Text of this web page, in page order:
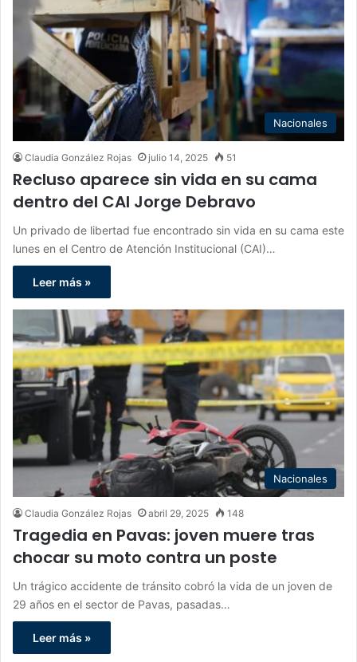
Nacionales
Claudia González Rojas julio 14, 2025 51
Recluso aparece sin vida en su cama
dentro del CAI Jorge Debravo
Un privado de libertad fue encontrado sin vida en su cama este
lunes en el Centro de Atención Institucional (CAI)…
Leer más »
Nacionales
Claudia González Rojas abril 29, 2025 148
Tragedia en Pavas: joven muere tras
chocar su moto contra un poste
Un trágico accidente de tránsito cobró la vida de un joven de
29 años en el sector de Pavas, pasadas…
Leer más »